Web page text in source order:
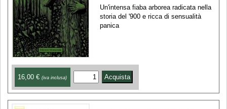
Un'intensa fiaba arborea radicata nella
storia del '900 e ricca di sensualità
panica
16,00 € (iva inclusa)